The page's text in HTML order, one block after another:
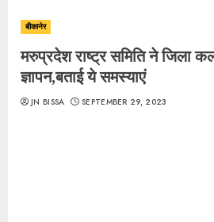
बीकानेर
मरुप्रदेश राष्ट्र समिति ने जिला
ज्ञापन,बताई ये समस्याएं
JN BISSA SEPTEMBER 29, 2023